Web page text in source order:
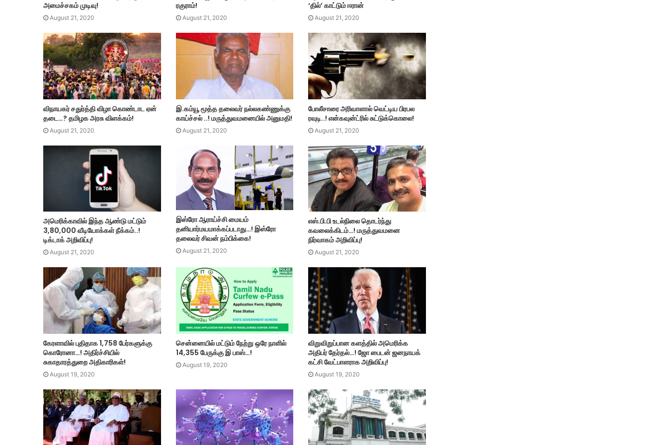
அமைச்சகம் முடிவு!
August 21, 2020
ரகுராம்!
August 21, 2020
‘தில்’ காட்டும் ஈரான்
August 21, 2020
விநாயகர் சதுர்த்தி விழா கொண்டாட ஏன்
தடை…? தமிழக அரசு விளக்கம்!
August 21, 2020
இ.கம்யூ மூத்த தலைவர் நல்லகண்ணுக்கு
காய்ச்சல் ..! மருத்துவமனையில் அனுமதி!
August 21, 2020
போலீசாரை அரிவாளால் வெட்டிய பிரபல
ரவுடி..! என்கவுன்ட்ரில் சுட்டுக்கொலை!
August 21, 2020
அமெரிக்காவில் இந்த ஆண்டு மட்டும்
3,80,000 வீடியோக்கள் நீக்கம்..!
டிக்டாக் அறிவிப்பு!
August 21, 2020
இஸ்ரோ ஆராய்ச்சி மையம்
தனியார்மயமாக்கப்படாது…! இஸ்ரோ
தலைவர் சிவன் நம்பிக்கை!
August 21, 2020
எஸ்.பி.பி உடல்நிலை தொடர்ந்து
கவலைக்கிடம்…! மருத்துவமனை
நிர்வாகம் அறிவிப்பு!
August 21, 2020
கேரளாவில் புதிதாக 1,758 பேர்களுக்கு
கொரோனா…! அதிர்ச்சியில்
சுகாதாரத்துறை அதிகாரிகள்!
August 19, 2020
சென்னையில் மட்டும் நேற்று ஒரே நாளில்
14,355 பேருக்கு இ பாஸ்…!
August 19, 2020
விறுவிறுப்பான களத்தில் அமெரிக்க
அதிபர் தேர்தல்…! ஜோ பைடன் ஜனநாயக்
கட்சி வேட்பாளராக அறிவிப்பு!
August 19, 2020